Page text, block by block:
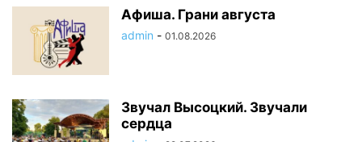
Афиша. Грани августа
admin - 01.08.2026
Звучал Высоцкий. Звучали
сердца